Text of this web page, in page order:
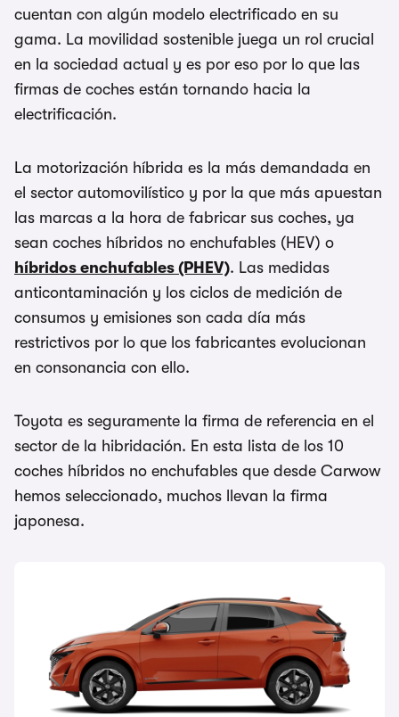
cuentan con algún modelo electrificado en su
gama. La movilidad sostenible juega un rol crucial
en la sociedad actual y es por eso por lo que las
firmas de coches están tornando hacia la
electrificación.
La motorización híbrida es la más demandada en
el sector automovilístico y por la que más apuestan
las marcas a la hora de fabricar sus coches, ya
sean coches híbridos no enchufables (HEV) o
híbridos enchufables (PHEV). Las medidas
anticontaminación y los ciclos de medición de
consumos y emisiones son cada día más
restrictivos por lo que los fabricantes evolucionan
en consonancia con ello.
Toyota es seguramente la firma de referencia en el
sector de la hibridación. En esta lista de los 10
coches híbridos no enchufables que desde Carwow
hemos seleccionado, muchos llevan la firma
japonesa.